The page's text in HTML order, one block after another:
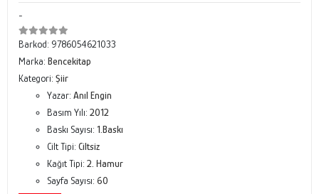
-
Barkod: 9786054621033
Marka: Bencekitap
Kategori: Şiir
Yazar: Anıl Engin
Basım Yılı: 2012
Baskı Sayısı: 1.Baskı
Cilt Tipi: Ciltsiz
Kağıt Tipi: 2. Hamur
Sayfa Sayısı: 60